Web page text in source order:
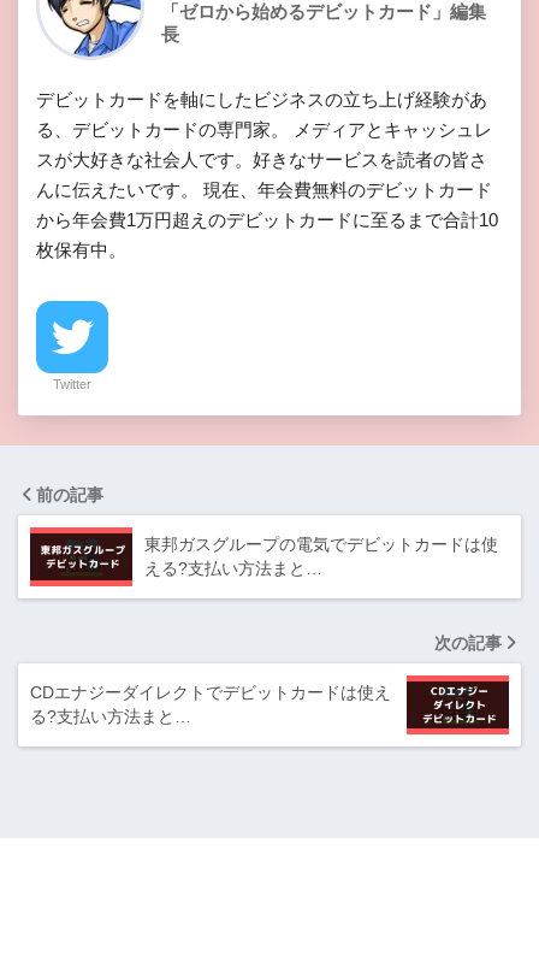
「ゼロから始めるデビットカード」編集
長
デビットカードを軸にしたビジネスの立ち上げ経験があ
る、デビットカードの専門家。 メディアとキャッシュレ
スが大好きな社会人です。好きなサービスを読者の皆さ
んに伝えたいです。 現在、年会費無料のデビットカード
から年会費1万円超えのデビットカードに至るまで合計10
枚保有中。
Twitter
前の記事
東邦ガスグループの電気でデビットカードは使
える?支払い方法まと…
次の記事
CDエナジーダイレクトでデビットカードは使え
る?支払い方法まと…